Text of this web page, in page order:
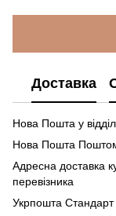
Доставка
Нова Пошта у
Нова Пошта
Адресна доставка
перевізника
Укрпошта Стандарт